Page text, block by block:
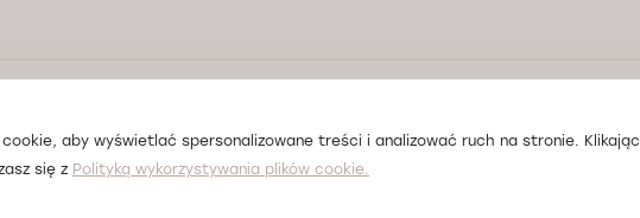
opinii:
cookie, aby wyświetlać spersonalizowane treści i analizować ruch na stronie. Klikając
się z Polityką wykorzystywania plików cookie.